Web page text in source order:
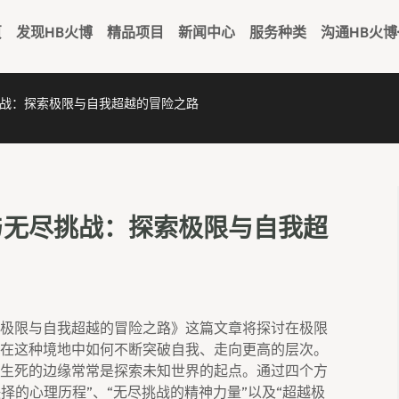
发现HB火博 精品项目 新闻中心 服务种类 沟通HB火博
：探索极限与自我超越的冒险之路
尽挑战：探索极限与自我超
限与自我超越的冒险之路》这篇文章将探讨在极限
这种境地中如何不断突破自我、走向更高的层次。
死的边缘常常是探索未知世界的起点。通过四个方
心理历程”、“无尽挑战的精神力量”以及“超越极